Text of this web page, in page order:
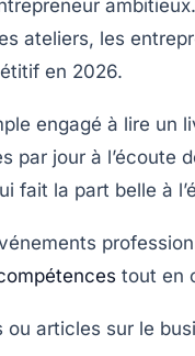
ateliers, les
en 2026.
engagé à lire
par jour à l’écoute
fait la part belle à
tout en
articles sur le